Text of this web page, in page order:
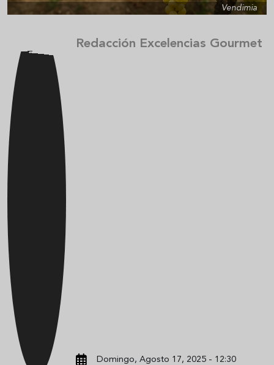
Vendimia
Redacción Excelencias Gourmet
Domingo, Agosto 17, 2025 - 12:30